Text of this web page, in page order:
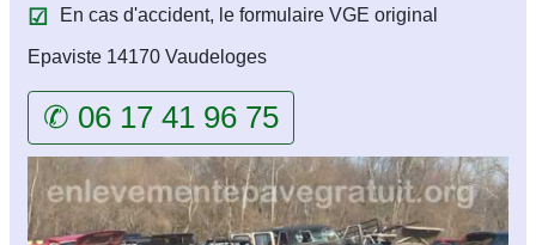
En cas d'accident, le formulaire VGE original
Epaviste 14170 Vaudeloges
✆ 06 17 41 96 75